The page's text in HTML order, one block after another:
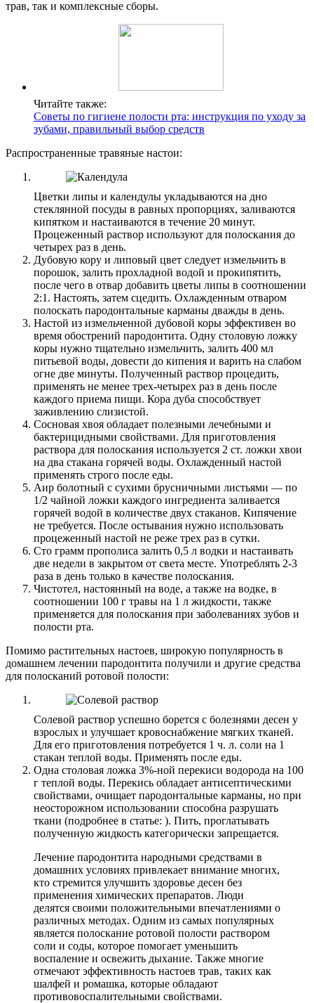
трав, так и комплексные сборы.
Читайте также:
Советы по гигиене полости рта: инструкция по уходу за
зубами, правильный выбор средств
Распространенные травяные настои:
Цветки липы и календулы укладываются на дно
стеклянной посуды в равных пропорциях, заливаются
кипятком и настаиваются в течение 20 минут.
Процеженный раствор используют для полоскания до
четырех раз в день.
Дубовую кору и липовый цвет следует измельчить в
порошок, залить прохладной водой и прокипятить,
после чего в отвар добавить цветы липы в соотношении
2:1. Настоять, затем сцедить. Охлажденным отваром
полоскать пародонтальные карманы дважды в день.
Настой из измельченной дубовой коры эффективен во
время обострений пародонтита. Одну столовую ложку
коры нужно тщательно измельчить, залить 400 мл
питьевой воды, довести до кипения и варить на слабом
огне две минуты. Полученный раствор процедить,
применять не менее трех-четырех раз в день после
каждого приема пищи. Кора дуба способствует
заживлению слизистой.
Сосновая хвоя обладает полезными лечебными и
бактерицидными свойствами. Для приготовления
раствора для полоскания используется 2 ст. ложки хвои
на два стакана горячей воды. Охлажденный настой
применять строго после еды.
Аир болотный с сухими брусничными листьями — по
1/2 чайной ложки каждого ингредиента заливается
горячей водой в количестве двух стаканов. Кипячение
не требуется. После остывания нужно использовать
процеженный настой не реже трех раз в сутки.
Сто грамм прополиса залить 0,5 л водки и настаивать
две недели в закрытом от света месте. Употреблять 2-3
раза в день только в качестве полоскания.
Чистотел, настоянный на воде, а также на водке, в
соотношении 100 г травы на 1 л жидкости, также
применяется для полоскания при заболеваниях зубов и
полости рта.
Помимо растительных настоев, широкую популярность в
домашнем лечении пародонтита получили и другие средства
для полосканий ротовой полости:
Солевой раствор успешно борется с болезнями десен у
взрослых и улучшает кровоснабжение мягких тканей.
Для его приготовления потребуется 1 ч. л. соли на 1
стакан теплой воды. Применять после еды.
Одна столовая ложка 3%-ной перекиси водорода на 100
г теплой воды. Перекись обладает антисептическими
свойствами, очищает пародонтальные карманы, но при
неосторожном использовании способна разрушать
ткани (подробнее в статье: ). Пить, проглатывать
полученную жидкость категорически запрещается.
Лечение пародонтита народными средствами в
домашних условиях привлекает внимание многих,
кто стремится улучшить здоровье десен без
применения химических препаратов. Люди
делятся своими положительными впечатлениями о
различных методах. Одним из самых популярных
является полоскание ротовой полости раствором
соли и соды, которое помогает уменьшить
воспаление и освежить дыхание. Также многие
отмечают эффективность настоев трав, таких как
шалфей и ромашка, которые обладают
противовоспалительными свойствами.